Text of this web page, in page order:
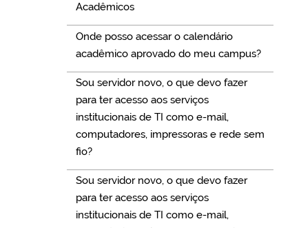
Acadêmicos
Onde posso acessar o calendário
acadêmico aprovado do meu campus?
Sou servidor novo, o que devo fazer
para ter acesso aos serviços
institucionais de TI como e-mail,
computadores, impressoras e rede sem
fio?
Sou servidor novo, o que devo fazer
para ter acesso aos serviços
institucionais de TI como e-mail,